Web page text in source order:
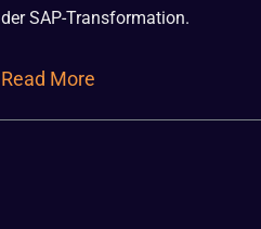
der SAP-Transformation.
Read More